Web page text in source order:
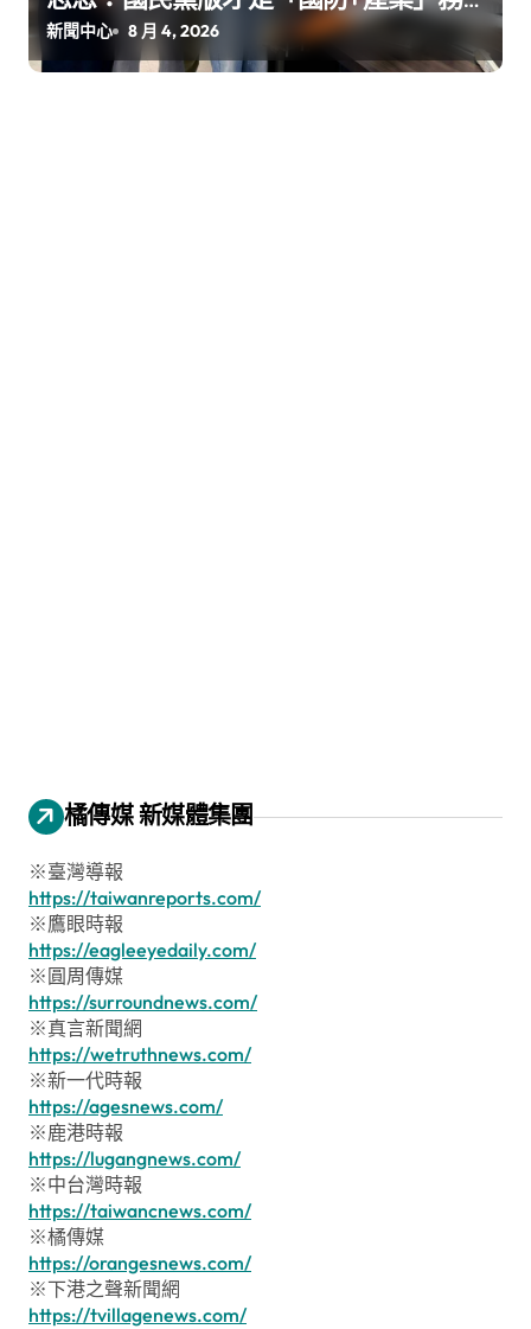
實版
新聞中心 8 月 4, 2026
橘傳媒 新媒體集團
※臺灣導報
https://taiwanreports.com/
※鷹眼時報
https://eagleeyedaily.com/
※圓周傳媒
https://surroundnews.com/
※真言新聞網
https://wetruthnews.com/
※新一代時報
https://agesnews.com/
※鹿港時報
https://lugangnews.com/
※中台灣時報
https://taiwancnews.com/
※橘傳媒
https://orangesnews.com/
※下港之聲新聞網
https://tvillagenews.com/